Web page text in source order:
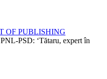
OF PUBLISHING
PSD: ‘Tătaru, expert în